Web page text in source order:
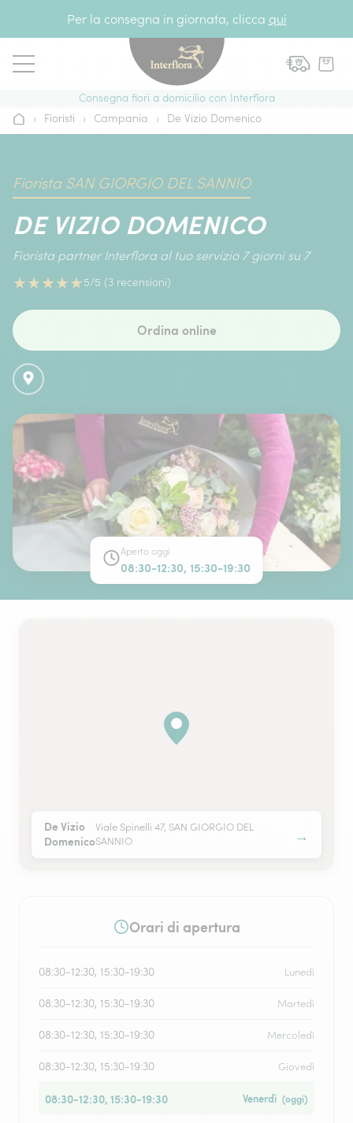
Per la consegna in giornata, clicca qui
Consegna fiori a domicilio con Interflora
Home› Fioristi › Campania › De Vizio Domenico
Fiorista SAN GIORGIO DEL SANNIO
DE VIZIO DOMENICO
Fiorista partner Interflora al tuo servizio 7 giorni su 7
★★★★★5/5 (3 recensioni)
Ordina online
Aperto oggi
08:30-12:30, 15:30-19:30
De Vizio
Domenico
Viale Spinelli 47, SAN GIORGIO DEL
SANNIO
→
Orari di apertura
08:30-12:30, 15:30-19:30 Lunedì
08:30-12:30, 15:30-19:30 Martedì
08:30-12:30, 15:30-19:30 Mercoledì
08:30-12:30, 15:30-19:30 Giovedì
08:30-12:30, 15:30-19:30 Venerdì (oggi)